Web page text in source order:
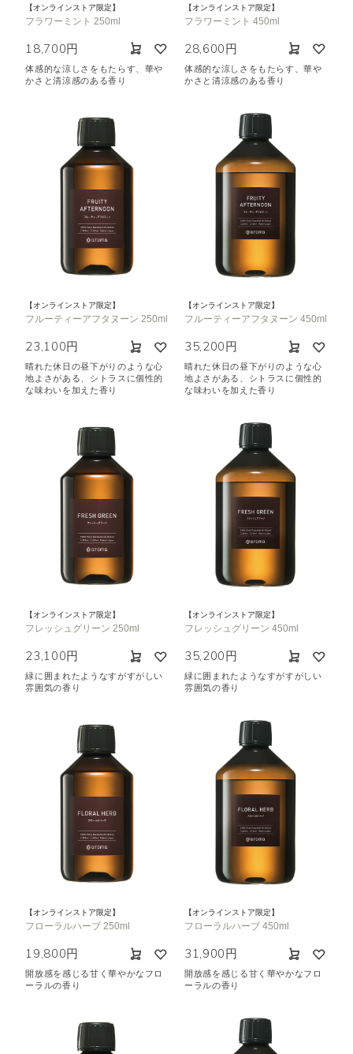
【オンラインストア限定】
フラワーミント 250ml
18,700円
体感的な涼しさをもたらす、華や
かさと清涼感のある香り
【オンラインストア限定】
フラワーミント 450ml
28,600円
体感的な涼しさをもたらす、華や
かさと清涼感のある香り
【オンラインストア限定】
フルーティーアフタヌーン 250ml
23,100円
晴れた休日の昼下がりのような心
地よさがある、シトラスに個性的
な味わいを加えた香り
【オンラインストア限定】
フルーティーアフタヌーン 450ml
35,200円
晴れた休日の昼下がりのような心
地よさがある、シトラスに個性的
な味わいを加えた香り
【オンラインストア限定】
フレッシュグリーン 250ml
23,100円
緑に囲まれたようなすがすがしい
雰囲気の香り
【オンラインストア限定】
フレッシュグリーン 450ml
35,200円
緑に囲まれたようなすがすがしい
雰囲気の香り
【オンラインストア限定】
フローラルハーブ 250ml
19,800円
開放感を感じる甘く華やかなフロ
ーラルの香り
【オンラインストア限定】
フローラルハーブ 450ml
31,900円
開放感を感じる甘く華やかなフロ
ーラルの香り